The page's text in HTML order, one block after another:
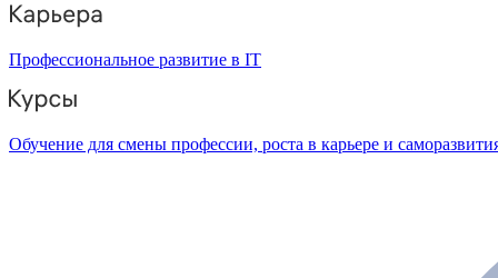
Профессиональное развитие в IT
Обучение для смены профессии, роста в карьере и